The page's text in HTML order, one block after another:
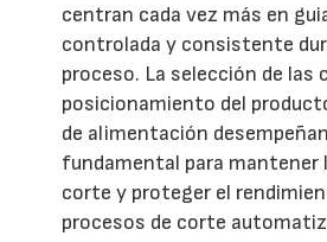
centran cada vez más en
controlada y consistente
proceso. La selección de las
posicionamiento del
de alimentación
fundamental para mantener
corte y proteger el
procesos de corte